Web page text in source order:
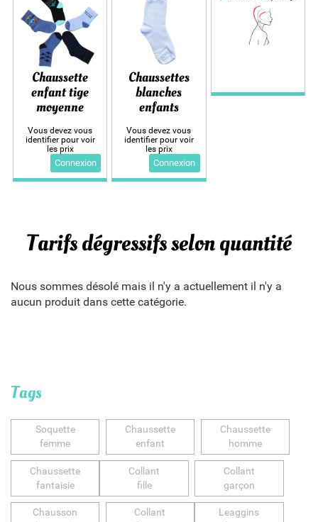
Chaussette
enfant tige
moyenne
Vous devez vous
identifier pour voir
les prix
Connexion
Chaussettes
blanches
enfants
Vous devez vous
identifier pour voir
les prix
Connexion
Tarifs dégressifs selon quantité
Nous sommes désolé mais il n'y a actuellement il n'y a
aucun produit dans cette catégorie.
Tags
Soquette
femme
Chaussette
enfant
Chaussette
homme
Chaussette
fantaisie
Collant
fille
Collant
garçon
Chausson
Collant
Leaggins